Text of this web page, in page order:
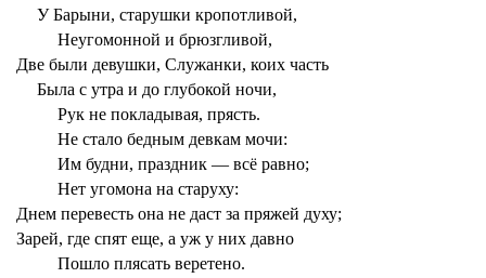
У Барыни, старушки кропотливой,
Неугомонной и брюзгливой,
Две были девушки, Служанки, коих часть
Была с утра и до глубокой ночи,
Рук не покладывая, прясть.
Не стало бедным девкам мочи:
Им будни, праздник — всё равно;
Нет угомона на старуху:
Днем перевесть она не даст за пряжей духу;
Зарей, где спят еще, а уж у них давно
Пошло плясать веретено.